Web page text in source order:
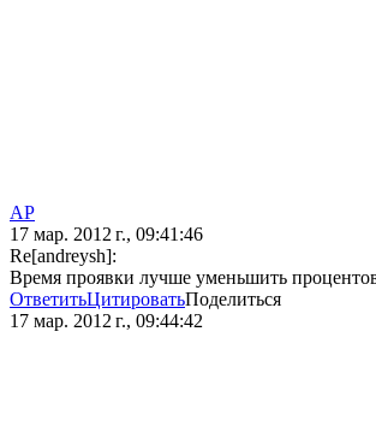
AP
17 мар. 2012 г., 09:41:46
Re[andreysh]:
Время проявки лучше уменьшить
ОтветитьЦитироватьПоделиться
17 мар. 2012 г., 09:44:42